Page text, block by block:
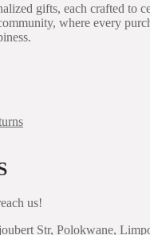
gifts, each crafted to
where every
us!
Str, Polokwane,